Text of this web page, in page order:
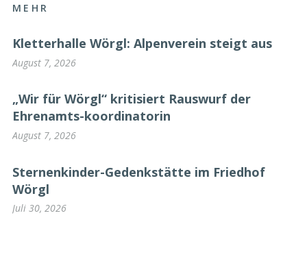
MEHR
Kletterhalle Wörgl: Alpenverein steigt aus
August 7, 2026
„Wir für Wörgl“ kritisiert Rauswurf der
Ehrenamts-koordinatorin
August 7, 2026
Sternenkinder-Gedenkstätte im Friedhof
Wörgl
Juli 30, 2026